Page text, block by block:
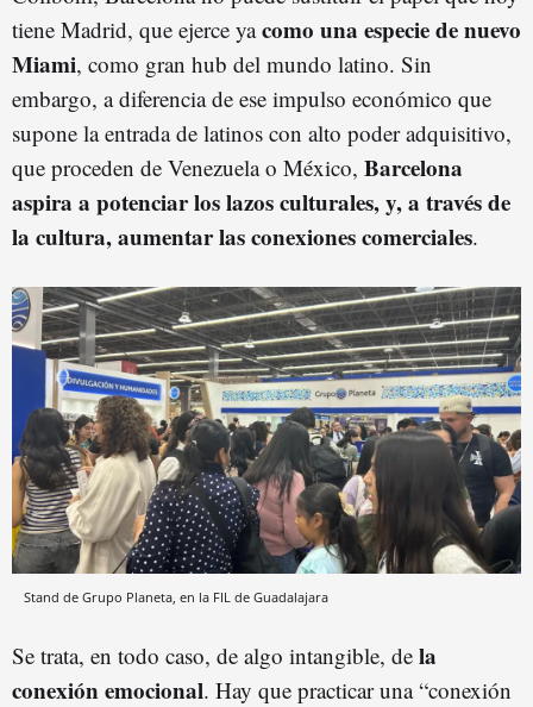
tiene Madrid, que ejerce yacomo una especie de nuevo
Miami, como gran hub del mundo latino. Sin
embargo, a diferencia de ese impulso económico que
supone la entrada de latinos con alto poder adquisitivo,
que proceden de Venezuela o México, Barcelona
aspira a potenciar los lazos culturales, y, a través de
la cultura, aumentar las conexiones comerciales.
Stand de Grupo Planeta, en la FIL de Guadalajara
Se trata, en todo caso, de algo intangible, de la
conexión emocional. Hay que practicar una “conexión